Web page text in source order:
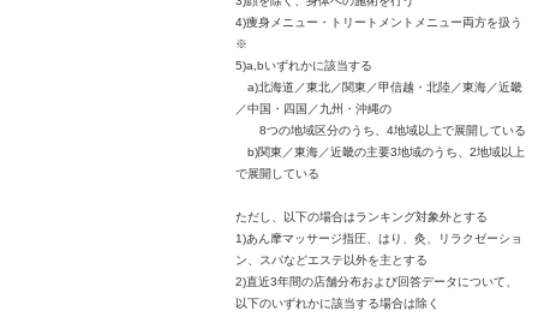
4)痩身メニュー・トリートメントメニュー両方を扱う
※
5)a,bいずれかに該当する
a)北海道／東北／関東／甲信越・北陸／東海／近畿
／中国・四国／九州・沖縄の
8つの地域区分のうち、4地域以上で展開している
b)関東／東海／近畿の主要3地域のうち、2地域以上
で展開している
ただし、以下の場合はランキング対象外とする
1)あん摩マッサージ指圧、はり、灸、リラクゼーショ
ン、スパなどエステ以外を主とする
2)直近3年間の店舗分布および回答データについて、
以下のいずれかに該当する場合は除く